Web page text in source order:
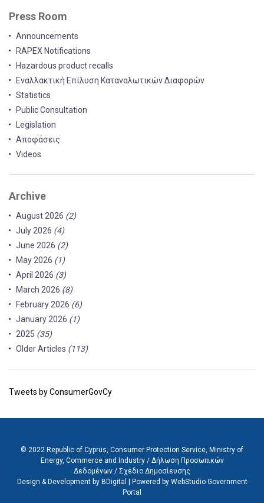
Press Room
Announcements
RAPEX Notifications
Hazardous product recalls
Εναλλακτική Επίλυση Καταναλωτικών Διαφορών
Statistics
Public Consultation
Legislation
Αποφάσεις
Videos
Archive
August 2026 (2)
July 2026 (4)
June 2026 (2)
May 2026 (1)
April 2026 (3)
March 2026 (8)
February 2026 (6)
January 2026 (1)
2025 (35)
Older Articles (113)
Tweets by ConsumerGovCy
© 2022 Republic of Cyprus, Consumer Protection Service, Ministry of
Energy, Commerce and Industry / Δήλωση Προσωπικών
Δεδομένων / Σχέδιο Δημοσίευσης
Design & Development by BDigital
Powered by WebStudio Government
Portal